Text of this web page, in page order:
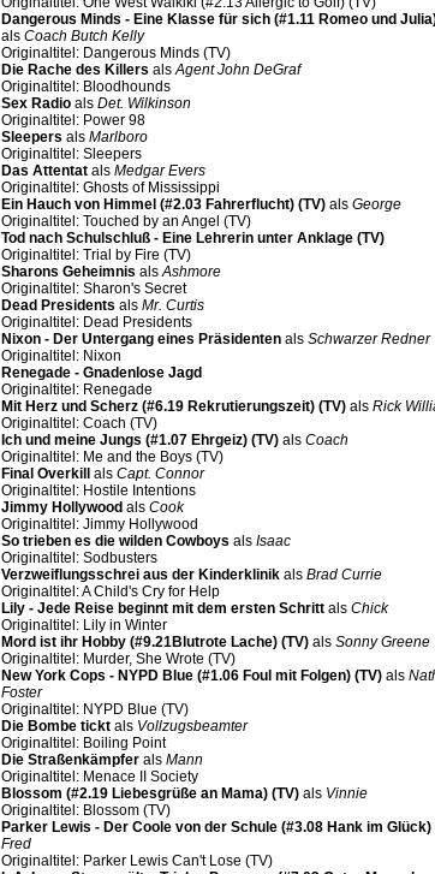
Dangerous Minds - Eine Klasse für sich (#1.11 Romeo und
als Coach Butch Kelly
Originaltitel: Dangerous Minds (TV)
Die Rache des Killers alsAgent John DeGraf
Originaltitel: Bloodhounds
Sex Radio als Det. Wilkinson
Originaltitel: Power 98
Sleepers als Marlboro
Originaltitel: Sleepers
Das Attentat als Medgar Evers
Originaltitel: Ghosts of Mississippi
Ein Hauch von Himmel (#2.03 Fahrerflucht) (TV) als George
Originaltitel: Touched by an Angel (TV)
Tod nach Schulschluß - Eine Lehrerin unter Anklage (TV)
Originaltitel: Trial by Fire (TV)
Sharons Geheimnis alsAshmore
Originaltitel: Sharon's Secret
Dead Presidents als Mr. Curtis
Originaltitel: Dead Presidents
Nixon - Der Untergang eines Präsidenten als Schwarzer Redner
Originaltitel: Nixon
Renegade - Gnadenlose Jagd
Originaltitel: Renegade
Mit Herz und Scherz (#6.19 Rekrutierungszeit) (TV) als Rick
Originaltitel: Coach (TV)
Ich und meine Jungs (#1.07 Ehrgeiz) (TV) als Coach
Originaltitel: Me and the Boys (TV)
Final Overkill als Capt. Connor
Originaltitel: Hostile Intentions
Jimmy Hollywood als Cook
Originaltitel: Jimmy Hollywood
So trieben es die wilden Cowboys als Isaac
Originaltitel: Sodbusters
Verzweiflungsschrei aus der Kinderklinik als Brad Currie
Originaltitel: A Child's Cry for Help
Lily - Jede Reise beginnt mit dem ersten Schritt als Chick
Originaltitel: Lily in Winter
Mord ist ihr Hobby (#9.21Blutrote Lache) (TV) als Sonny Greene
Originaltitel: Murder, She Wrote (TV)
New York Cops - NYPD Blue (#1.06 Foul mit Folgen) (TV) als
Foster
Originaltitel: NYPD Blue (TV)
Die Bombe tickt als Vollzugsbeamter
Originaltitel: Boiling Point
Die Straßenkämpfer als Mann
Originaltitel: Menace II Society
Blossom (#2.19 Liebesgrüße an Mama) (TV) als Vinnie
Originaltitel: Blossom (TV)
Parker Lewis - Der Coole von der Schule (#3.08 Hank im Glück)
Fred
Originaltitel: Parker Lewis Can't Lose (TV)